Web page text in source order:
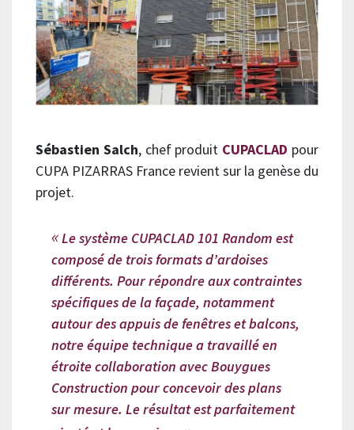
Sébastien Salch, chef produit CUPACLAD pour
CUPA PIZARRAS France revient sur la genèse du
projet.
Le système CUPACLAD 101 Random est
composé de trois formats d’ardoises
différents. Pour répondre aux contraintes
spécifiques de la façade, notamment
autour des appuis de fenêtres et balcons,
notre équipe technique a travaillé en
étroite collaboration avec Bouygues
Construction pour concevoir des plans
sur mesure. Le résultat est parfaitement